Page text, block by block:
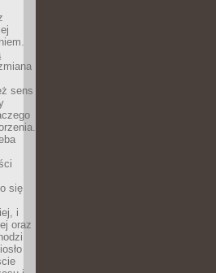
sens
się
i
oraz